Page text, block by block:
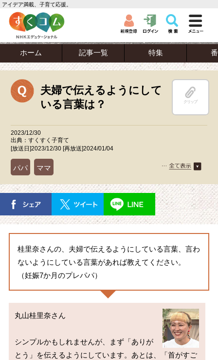
アイデア満載、子育て応援。
ホーム 記事一覧 特集
夫婦で伝えるようにして
いる言葉は？
クリップ
2023/12/30
出典：すくすく子育て
[放送日]2023/12/30 [再放送]2024/01/04
パパ ママ
桂里奈さんの、夫婦で伝えるようにしている言葉、言わ
ないようにしている言葉があれば教えてください。
（妊娠7か月のプレパパ）
丸山桂里奈さん
シンプルかもしれませんが、まず「ありが
とう」を伝えるようにしています。あとは、「首がすご